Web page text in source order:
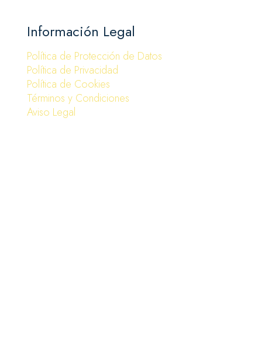
Información Legal
Política de Protección de Datos
Política de Privacidad
Política de Cookies
Términos y Condiciones
Aviso Legal